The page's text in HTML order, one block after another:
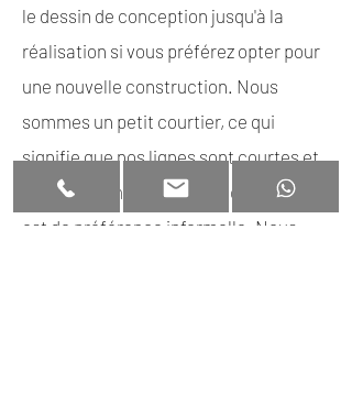
le dessin de conception jusqu'à la
réalisation si vous préférez opter pour
une nouvelle construction. Nous
sommes un petit courtier, ce qui
signifie que nos lignes sont courtes et
que la communication avec nos clients
est de préférence informelle. Nous